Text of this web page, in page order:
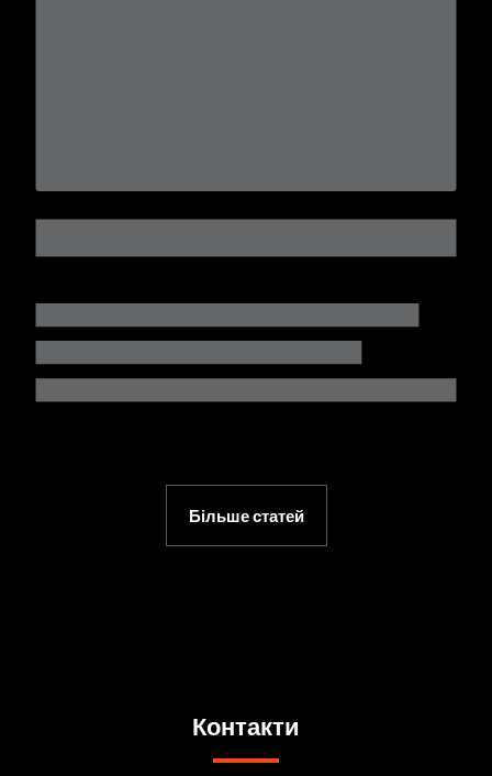
Більше статей
Контакти